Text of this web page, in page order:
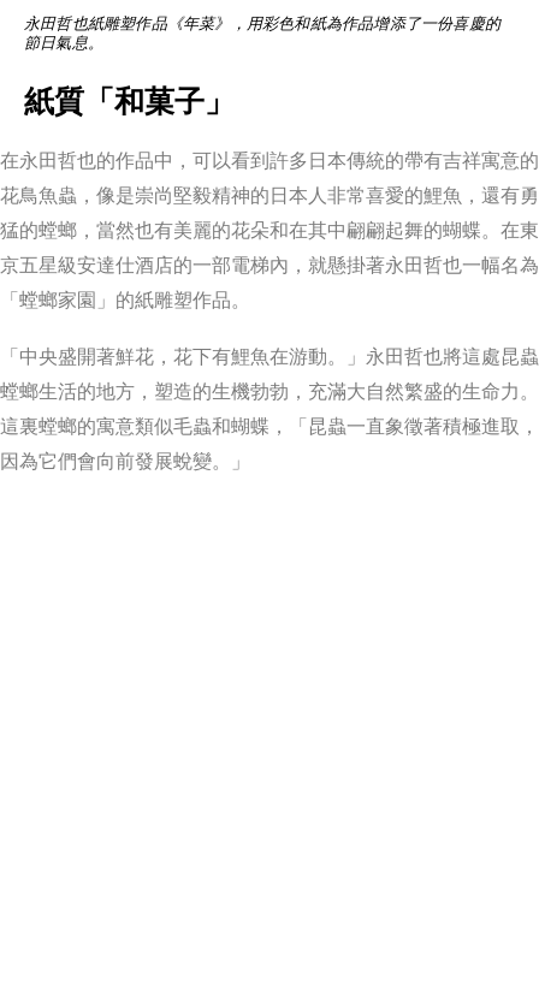
永田哲也紙雕塑作品《年菜》，用彩色和紙為作品增添了一份喜慶的
節日氣息。
紙質「和菓子」
在永田哲也的作品中，可以看到許多日本傳統的帶有吉祥寓意的
花鳥魚蟲，像是崇尚堅毅精神的日本人非常喜愛的鯉魚，還有勇
猛的螳螂，當然也有美麗的花朵和在其中翩翩起舞的蝴蝶。在東
京五星級安達仕酒店的一部電梯內，就懸掛著永田哲也一幅名為
「螳螂家園」的紙雕塑作品。
「中央盛開著鮮花，花下有鯉魚在游動。」永田哲也將這處昆蟲
螳螂生活的地方，塑造的生機勃勃，充滿大自然繁盛的生命力。
這裏螳螂的寓意類似毛蟲和蝴蝶，「昆蟲一直象徵著積極進取，
因為它們會向前發展蛻變。」